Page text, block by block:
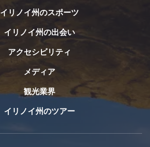
イリノイ州のスポーツ
イリノイ州の出会い
アクセシビリティ
メディア
観光業界
イリノイ州のツアー